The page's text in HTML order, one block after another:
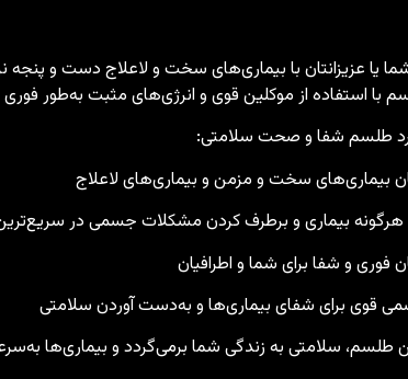
یا عزیزانتان با بیماری‌های سخت و لاعلاج دست و
با استفاده از موکلین قوی و انرژی‌های مثبت به‌طور
طلسم شفا و صحت سلامتی:
بیماری‌های سخت و مزمن و بیماری‌های لاعلاج
هرگونه بیماری و برطرف کردن مشکلات جسمی در
فوری و شفا برای شما و اطرافیان
قوی برای شفای بیماری‌ها و به‌دست آوردن سلامتی
طلسم، سلامتی به زندگی شما برمی‌گردد و بیماری‌ها